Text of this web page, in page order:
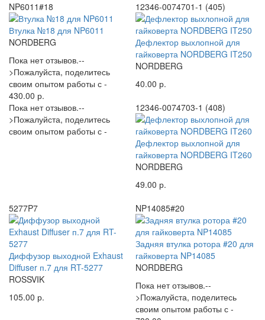
NP6011#18
Втулка №18 для NP6011
NORDBERG
Пока нет отзывов.--
>Пожалуйста, поделитесь
своим опытом работы с -
430.00 р.
Пока нет отзывов.--
>Пожалуйста, поделитесь
своим опытом работы с -
12346-0074701-1 (405)
Дефлектор выхлопной для
гайковерта NORDBERG IT250
NORDBERG
40.00 р.
12346-0074703-1 (408)
Дефлектор выхлопной для
гайковерта NORDBERG IT260
NORDBERG
49.00 р.
5277P7
Диффузор выходной Exhaust
Diffuser п.7 для RT-5277
ROSSVIK
105.00 р.
NP14085#20
Задняя втулка ротора #20 для
гайковерта NP14085
NORDBERG
Пока нет отзывов.--
>Пожалуйста, поделитесь
своим опытом работы с -